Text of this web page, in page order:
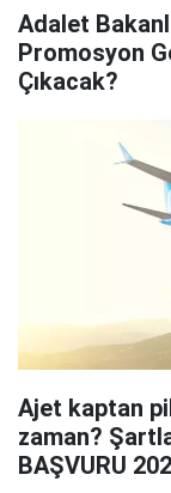
Adalet
Promosyon
Çıkacak?
Ajet kaptan
zaman?
BAŞVURU